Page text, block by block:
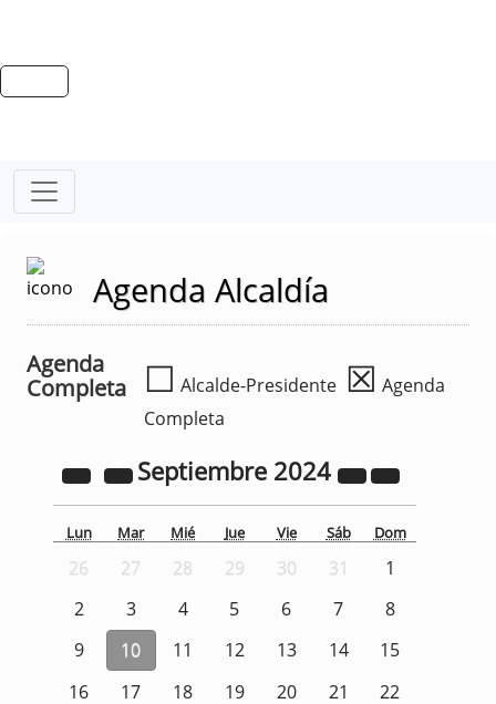
Agenda Alcaldía
Agenda
Completa
☐ Alcalde-Presidente ☒ Agenda
Completa
Septiembre 2024
Lun Mar Mié Jue Vie Sáb Dom
26 27 28 29 30 31
1
2
3 4 5 6 7
8
9
10 11 12 13 14
15
16
17 18 19 20 21
22